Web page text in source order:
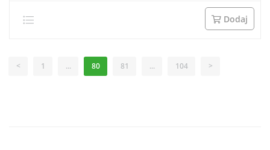
Dodaj
< 1 ... 80 81 ... 104 >